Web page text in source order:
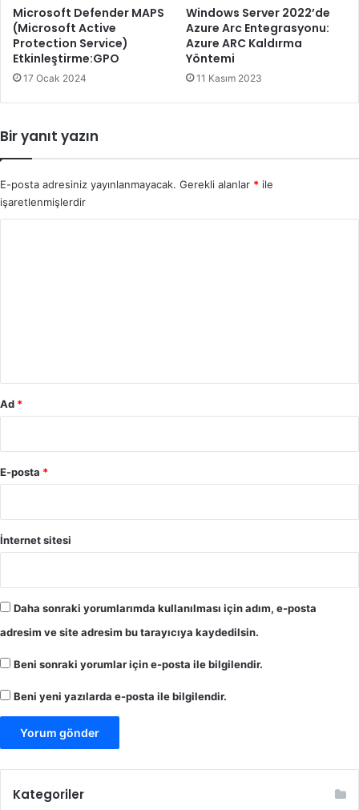
Microsoft Defender MAPS
(Microsoft Active
Protection Service)
Etkinleştirme:GPO
17 Ocak 2024
Windows Server 2022’de
Azure Arc Entegrasyonu:
Azure ARC Kaldırma
Yöntemi
11 Kasım 2023
Bir yanıt yazın
E-posta adresiniz yayınlanmayacak. Gerekli alanlar * ile
işaretlenmişlerdir
Ad *
E-posta *
İnternet sitesi
Daha sonraki yorumlarımda kullanılması için adım, e-posta
adresim ve site adresim bu tarayıcıya kaydedilsin.
Beni sonraki yorumlar için e-posta ile bilgilendir.
Beni yeni yazılarda e-posta ile bilgilendir.
Kategoriler